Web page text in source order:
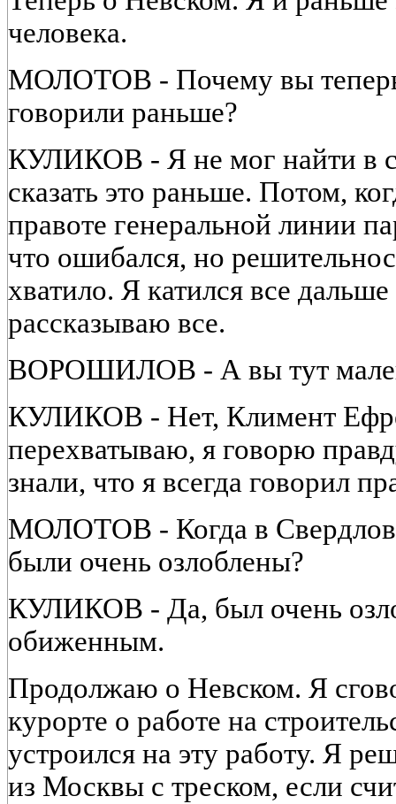
человека.
МОЛОТОВ - Почему вы теперь
говорили раньше?
КУЛИКОВ - Я не мог найти в
сказать это раньше. Потом,
правоте генеральной линии
что ошибался, но
хватило. Я катился все
рассказываю все.
ВОРОШИЛОВ - А вы тут
КУЛИКОВ - Нет, Климент
перехватываю, я говорю
знали, что я всегда говорил
МОЛОТОВ - Когда в
были очень озлоблены?
КУЛИКОВ - Да, был очень
обиженным.
Продолжаю о Невском. Я
курорте о работе на
устроился на эту работу. Я
из Москвы с треском, если